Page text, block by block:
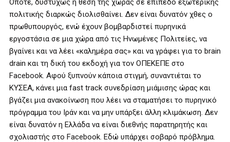
Οπότε, δυστυχώς η θέση της χώρας σε επίπεδο εξωτερικής
πολιτικής διαρκώς διολισθαίνει. Δεν είναι δυνατόν χθες ο
πρωθυπουργός, ενώ έχουν βομβαρδιστεί πυρηνικά
εργοστάσια σε μια χώρα από τις Ηνωμένες Πολιτείες, να
βγαίνει και να λέει «καλημέρα σας» και να γράφει για το brain
drain και τη δική του εκδοχή για τον ΟΠΕΚΕΠΕ στο
Facebook. Αφού ξυπνούν κάποια στιγμή, συναντιέται το
ΚΥΣΕΑ, κάνει μια fast track συνεδρίαση μιάμισης ώρας και
βγάζει μια ανακοίνωση που λέει να σταματήσει το πυρηνικό
πρόγραμμα του Ιράν και να μην υπάρξει άλλη κλιμάκωση. Δεν
είναι δυνατόν η Ελλάδα να είναι διεθνής παρατηρητής και
σχολιαστής στο Facebook. Εδώ υπάρχει σοβαρό πρόβλημα.